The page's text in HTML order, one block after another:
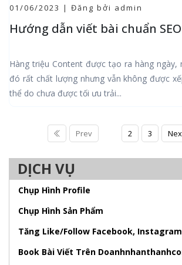
01/06/2023 | Đăng bởi admin
Hướng dẫn viết bài chuẩn SEO
Hàng triệu Content được tạo ra hàng ngày,
đó rất chất lượng nhưng vẫn không được
thể do chưa được tối ưu trải...
Prev 2 3
DỊCH VỤ
Chụp Hình Profile
Chụp Hình Sản Phẩm
Tăng Like/Follow Facebook,
Book Bài Viết Trên